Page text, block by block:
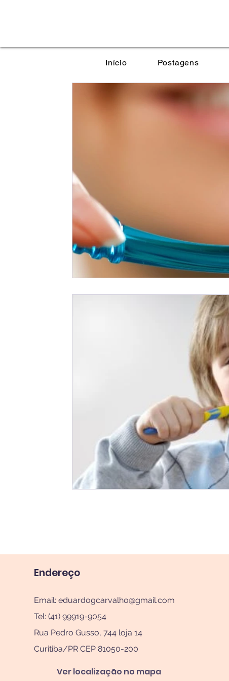
Início Postagens
Endereço
Email: eduardogcarvalho@gmail.com
Tel: (41) 99919-9054
Rua Pedro Gusso, 744 loja 14
Curitiba/PR CEP 81050-200
Ver localização no mapa